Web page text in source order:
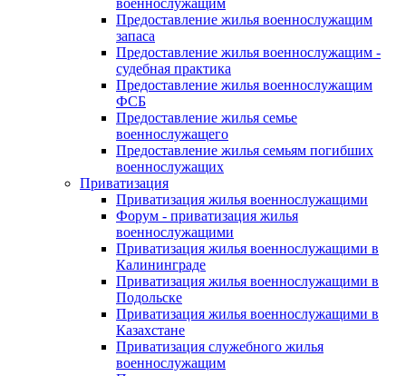
военнослужащим
Предоставление жилья военнослужащим
запаса
Предоставление жилья военнослужащим -
судебная практика
Предоставление жилья военнослужащим
ФСБ
Предоставление жилья семье
военнослужащего
Предоставление жилья семьям погибших
военнослужащих
Приватизация
Приватизация жилья военнослужащими
Форум - приватизация жилья
военнослужащими
Приватизация жилья военнослужащими в
Калининграде
Приватизация жилья военнослужащими в
Подольске
Приватизация жилья военнослужащими в
Казахстане
Приватизация служебного жилья
военнослужащим